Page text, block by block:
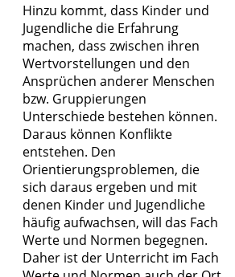
Fördern und Fordern
Die richtige Schule für
Hinzu kommt, dass Kinder und
Jugendliche die Erfahrung
machen, dass zwischen ihren
Wertvorstellungen und den
Ansprüchen anderer Menschen
bzw. Gruppierungen
Unterschiede bestehen können.
Daraus können Konflikte
entstehen. Den
Orientierungsproblemen, die
sich daraus ergeben und mit
denen Kinder und Jugendliche
häufig aufwachsen, will das Fach
Werte und Normen begegnen.
Daher ist der Unterricht im Fach